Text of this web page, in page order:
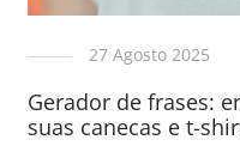
27 Agosto 2025
Gerador de frases:
suas canecas e t-